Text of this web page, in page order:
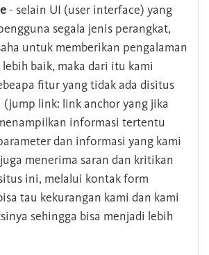
- selain UI (user interface) yang
segala jenis perangkat,
untuk memberikan pengalaman
baik, maka dari itu kami
fitur yang tidak ada disitus
link: link anchor yang jika
informasi tertentu
dan informasi yang kami
menerima saran dan kritikan
ini, melalui kontak form
tau kekurangan kami dan kami
sehingga bisa menjadi lebih